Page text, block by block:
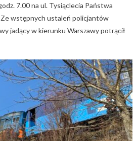
7.00 na ul. Tysiąclecia Państwa
Ze wstępnych ustaleń policjantów
jadący w kierunku Warszawy potrącił